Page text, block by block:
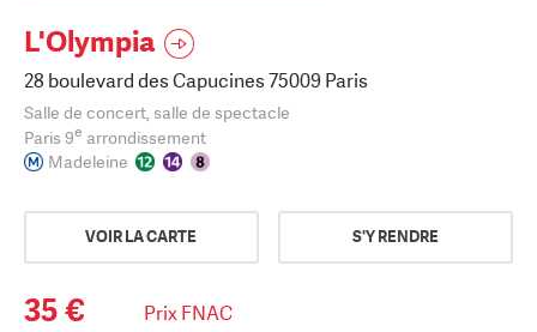
L'Olympia
28 boulevard des Capucines 75009 Paris
Salle de concert, salle de spectacle
Paris 9e arrondissement
Madeleine
VOIR LA CARTE S'Y RENDRE
35 € Prix FNAC